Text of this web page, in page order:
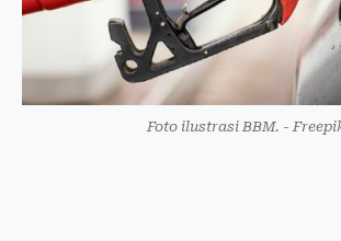
Foto ilustrasi BBM. -